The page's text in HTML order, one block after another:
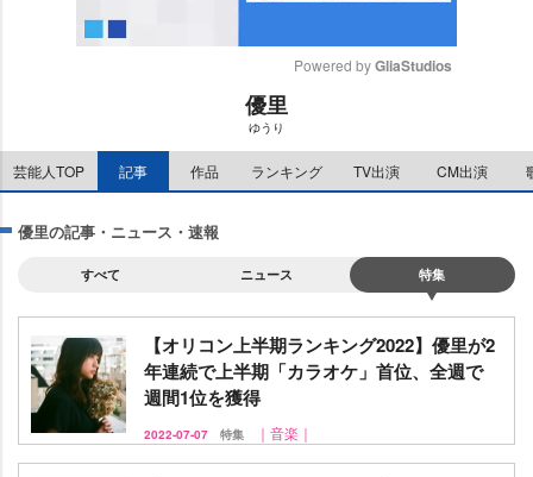
e
Powered by GliaStudios
優里
ゆうり
芸能人TOP 記事 作品 ランキング TV出演 CM出演
優里の記事・ニュース・速報
すべて ニュース 特集
【オリコン上半期ランキング2022】優里が2
年連続で上半期「カラオケ」首位、全週で
週間1位を獲得
2022-07-07 特集 ｜音楽｜